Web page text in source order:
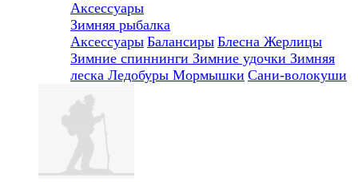
Аксессуары
Зимняя рыбалка
Аксессуары Балансиры Блесна Жерлицы
Зимние спиннинги Зимние удочки Зимняя
леска Ледобуры Мормышки Сани-волокуши